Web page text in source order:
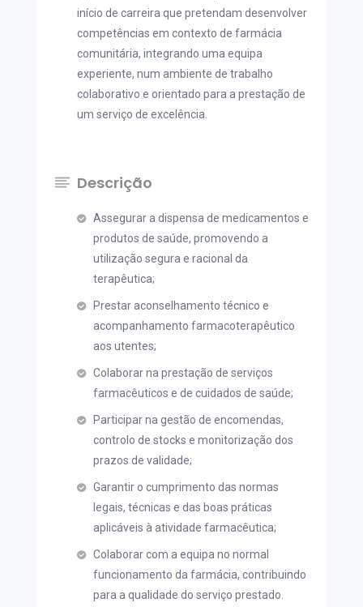
início de carreira que pretendam desenvolver
competências em contexto de farmácia
comunitária, integrando uma equipa
experiente, num ambiente de trabalho
colaborativo e orientado para a prestação de
um serviço de excelência.
Descrição
Assegurar a dispensa de medicamentos e
produtos de saúde, promovendo a
utilização segura e racional da
terapêutica;
Prestar aconselhamento técnico e
acompanhamento farmacoterapêutico
aos utentes;
Colaborar na prestação de serviços
farmacêuticos e de cuidados de saúde;
Participar na gestão de encomendas,
controlo de stocks e monitorização dos
prazos de validade;
Garantir o cumprimento das normas
legais, técnicas e das boas práticas
aplicáveis à atividade farmacêutica;
Colaborar com a equipa no normal
funcionamento da farmácia, contribuindo
para a qualidade do serviço prestado.